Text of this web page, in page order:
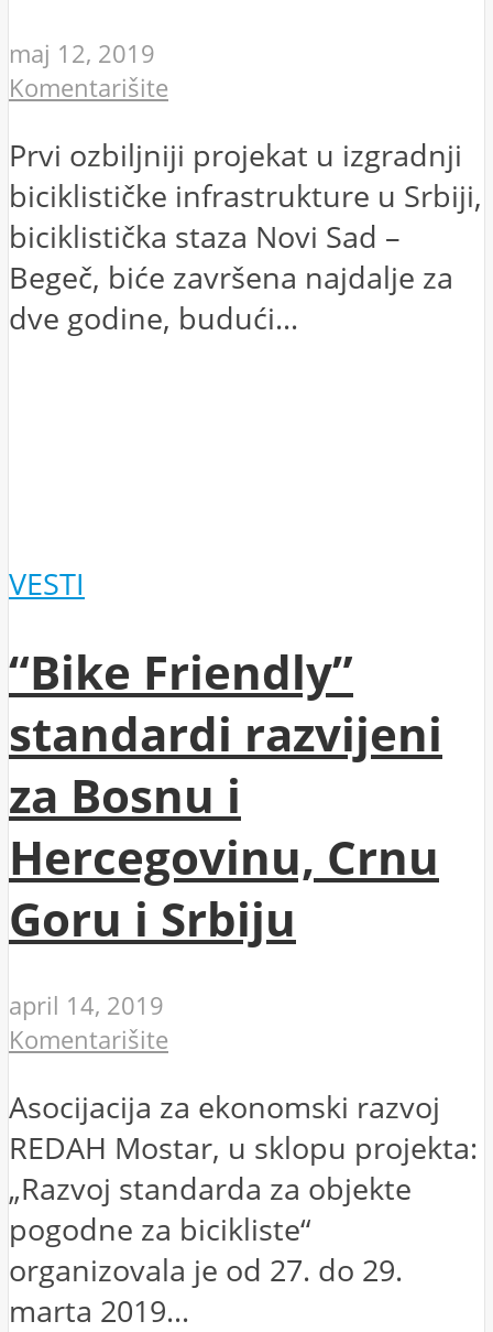
maj 12, 2019
Komentarišite
Prvi ozbiljniji projekat u izgradnji
biciklističke infrastrukture u Srbiji,
biciklistička staza Novi Sad –
Begeč, biće završena najdalje za
dve godine, budući...
VESTI
“Bike Friendly”
standardi razvijeni
za Bosnu i
Hercegovinu, Crnu
Goru i Srbiju
april 14, 2019
Komentarišite
Asocijacija za ekonomski razvoj
REDAH Mostar, u sklopu projekta:
„Razvoj standarda za objekte
pogodne za bicikliste“
organizovala je od 27. do 29.
marta 2019...